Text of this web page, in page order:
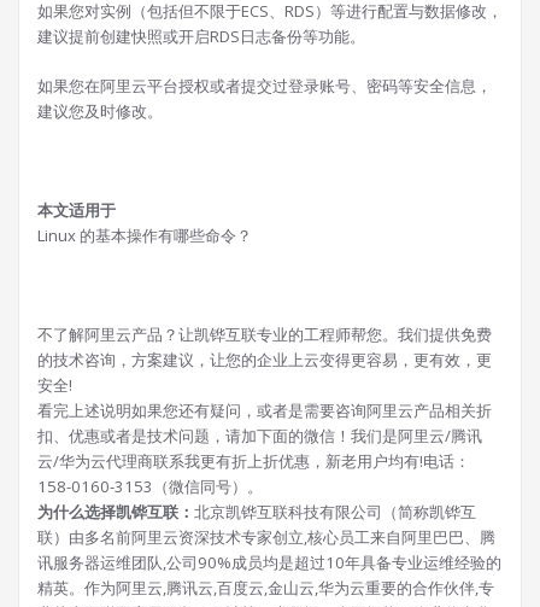
如果您对实例（包括但不限于ECS、RDS）等进行配置与数据修改，
建议提前创建快照或开启RDS日志备份等功能。
如果您在阿里云平台授权或者提交过登录账号、密码等安全信息，
建议您及时修改。
本文适用于
Linux 的基本操作有哪些命令？
不了解阿里云产品？让凯铧互联专业的工程师帮您。我们提供免费
的技术咨询，方案建议，让您的企业上云变得更容易，更有效，更
安全!
看完上述说明如果您还有疑问，或者是需要咨询阿里云产品相关折
扣、优惠或者是技术问题，请加下面的微信！我们是阿里云/腾讯
云/华为云代理商联系我更有折上折优惠，新老用户均有!电话：
158-0160-3153（微信同号）。
为什么选择凯铧互联： 北京凯铧互联科技有限公司（简称凯铧互
联）由多名前阿里云资深技术专家创立,核心员工来自阿里巴巴、腾
讯服务器运维团队,公司90%成员均是超过10年具备专业运维经验的
精英。作为阿里云,腾讯云,百度云,金山云,华为云重要的合作伙伴,专